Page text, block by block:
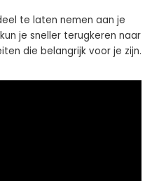
te laten nemen aan je
je sneller terugkeren naar
die belangrijk voor je zijn.